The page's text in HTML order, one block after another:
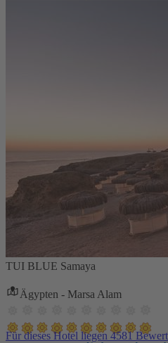
TUI BLUE Samaya
Ägypten - Marsa Alam
Für dieses Hotel liegen 4581